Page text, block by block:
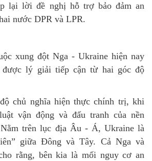
lại lời đề nghị hỗ trợ bảo đảm an
nước DPR và LPR.
xung đột Nga - Ukraine hiện nay
lý giải tiếp cận từ hai góc độ
chủ nghĩa hiện thực chính trị, khi
vận động và đấu tranh của nền
trên lục địa Âu - Á, Ukraine là
giữa Đông và Tây. Cả Nga và
rằng, bên kia là mối nguy cơ an